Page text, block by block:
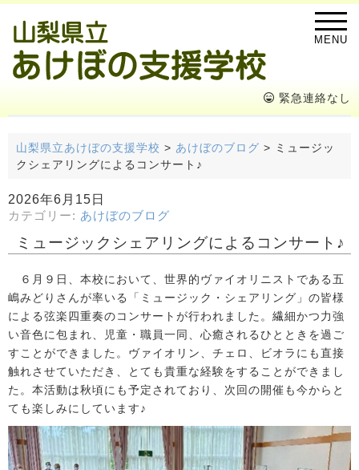
MENU
緊急連絡なし
山梨県立あけぼの支援学校 > あけぼのブログ > ミュージッ
クシェアリングによるコンサート♪
2026年6月15日
カテゴリー: あけぼのブログ
ミュージックシェアリングによるコンサート♪
６月９日、本校において、世界的ヴァイオリニストである五
嶋みどりさんが率いる「ミュージック・シェアリング」の皆様
による弦楽四重奏のコンサートが行われました。繊細かつ力強
い音色に包まれ、児童・職員一同、心癒されるひとときを過ご
すことができました。ヴァイオリン、チェロ、ビオラにも直接
触れさせていただき、とても貴重な経験をすることができまし
た。本活動は秋頃にも予定されており、次回の開催も今からと
ても楽しみにしています♪